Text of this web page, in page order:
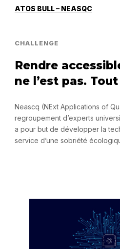
ATOS BULL – NEASQC
CHALLENGE
Rendre
ne l’est pas.
Neascq (NExt Applications of
regroupement d’experts
a pour but de développer la
service d’une sobriété